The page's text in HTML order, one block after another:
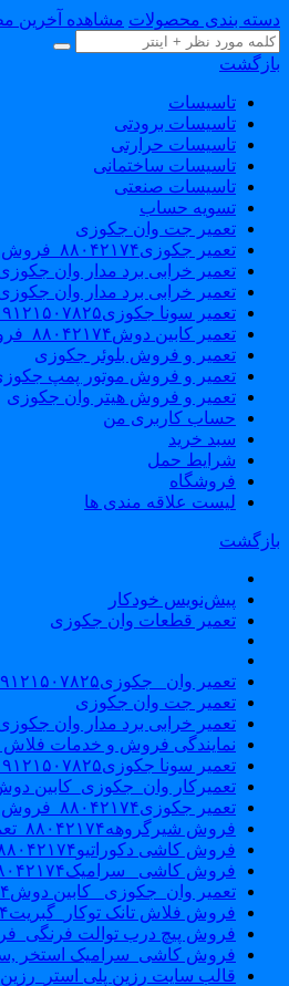
دسته بندی محصولات مشاهده آخرین
بازگشت
تاسیسات
تاسیسات برودتی
تاسیسات حرارتی
تاسیسات ساختمانی
تاسیسات صنعتی
تسویه حساب
تعمیر جت وان جکوزی
تعمیر جکوزی۸۸۰۴۲۱۷۴_فروش وان_جکوزی
تعمیر خرابی برد مدار وان
تعمیر خرابی برد مدار وان
تعمیر سونا جکوزی۰۹۱۲۱۵۰۷۸۲۵#| Sauna | Jacuzzi
تعمیر کابین دوش۸۸۰۴۲۱۷۴_فروش کابین دوش
تعمیر و فروش بلوئر جکوزی
تعمیر و فروش موتور پمپ
تعمیر و فروش هیتر وان جکوزی
حساب کاربری من
سبد خرید
شرایط حمل
فروشگاه
لیست علاقه مندی ها
بازگشت
پیش‌نویس خودکار
تعمیر قطعات وان جکوزی
تعمیر وان _جکوزی۰۹۱۲۱۵۰۷۸۲۵
تعمیر جت وان جکوزی
تعمیر خرابی برد مدار وان
نمایندگی فروش و خدمات فلاش تانک
تعمیر سونا جکوزی۰۹۱۲۱۵۰۷۸۲۵#| Sauna | Jacuzzi
تعمیرکار وان_جکوزی_کابین
تعمیر جکوزی۸۸۰۴۲۱۷۴_فروش وان جکوزی
فروش شیرگروهه۸۸۰۴۲۱۷۴_تعمیر شیرگروهه
فروش کاشی دکوراتیو۸۸۰۴۲۱۷۴_فروش کاشی بین کابینتی
فروش کاشی _سرامیک۸۸۰۴۲۱۷۴
تعمیر وان_جکوزی_ کابین دوش۸۸۰۴۲۱۷۴
فروش فلاش تانک توکار_گبریت۸۸۰۴۲۱۷۴
فروش پیچ درب توالت فرنگی_فروش
فروش کاشی_سرامیک استخر
قالب سایت رزین پلی